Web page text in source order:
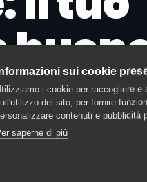
e
sicurezza
sui cookie
i cookie per raccogliere
del sito, per fornire
contenuti e pubblicità
saperne di più